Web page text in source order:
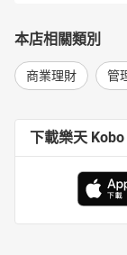
本店相關類別
商業理財 管
下載樂天